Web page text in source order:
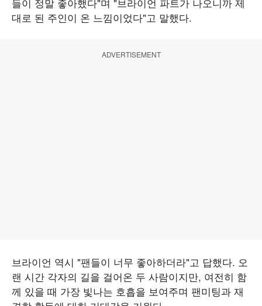
대로 된 주인이 온 느낌이었다"고 말했다.
ADVERTISEMENT
브라이언 역시 "팬들이 너무 좋아하더라"고 답했다. 오
랜 시간 각자의 길을 걸어온 두 사람이지만, 여전히 함
께 있을 때 가장 빛나는 호흡을 보여주며 팬미팅과 재